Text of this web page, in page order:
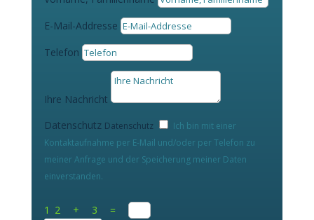
E-Mail-Addresse
Telefon
Ihre Nachricht
Datenschutz Datenschutz
Ich bin mit einer
Kontaktaufnahme per E-Mail und/oder per Telefon zu
meiner Anfrage und der Speicherung meiner Daten
einverstanden.
12 + 3 =